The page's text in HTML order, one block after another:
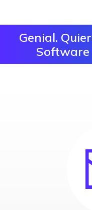
Genial.
Software